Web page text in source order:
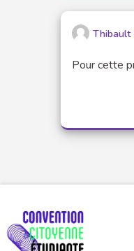
Thibault
Pour cette